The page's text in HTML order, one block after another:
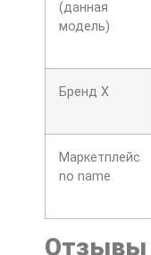
(данная
модель)
Бренд X
Маркетплейс
no name
Отзывы